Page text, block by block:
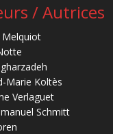
/ Autrices
Melquiot
Marie Koltès
Verlaguet
Schmitt